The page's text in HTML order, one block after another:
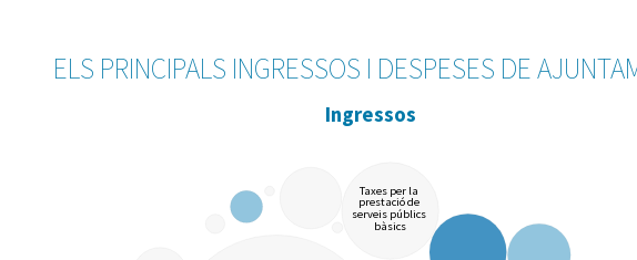
ELS PRINCIPALS INGRESSOS I DESPESES DE
Ingressos
Taxes per la
prestació de
serveis públics
bàsics